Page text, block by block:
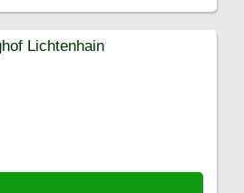
Lichtenhain